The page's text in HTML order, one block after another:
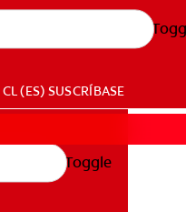
CL (ES) SUSCRÍBASE
Toggle